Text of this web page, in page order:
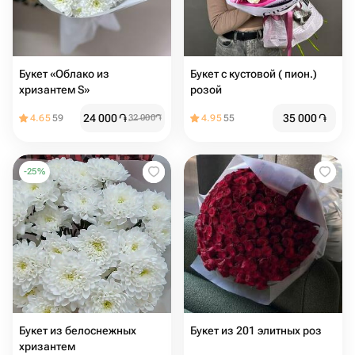
Букет «Облако из
хризантем S»
4.6559 24 000֏32 000֏
Букет с кустовой ( пион.)
розой
4.9555 35 000֏
-25%
Букет из белоснежных
хризантем
Букет из 201 элитных роз